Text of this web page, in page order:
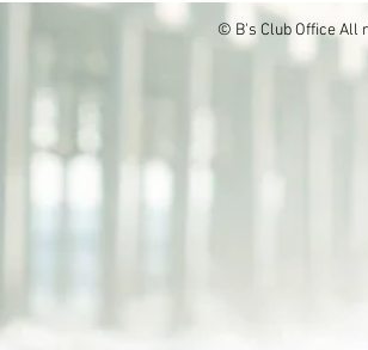
© B's Club OfficeAll